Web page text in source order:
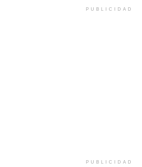
PUBLICIDAD
PUBLICIDAD